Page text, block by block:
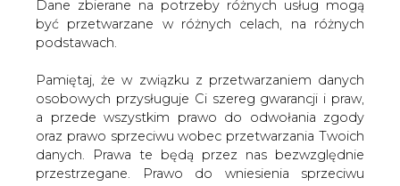
Pamiętaj, że w związku z przetwarzaniem danych
osobowych przysługuje Ci szereg gwarancji i praw,
a przede wszystkim prawo do odwołania zgody
danych. Prawa te będą przez nas bezwzględnie
przestrzegane. Prawo do wniesienia sprzeciwu
wobec przetwarzania danych z przyczyn
związanych z Twoją szczególną sytuacją, po
skutecznym wniesieniu prawa do sprzeciwu Twoje
dane nie będą przetwarzane o ile nie będzie istnieć
Jak poinformował BiznesAlert.pl, w
styczniu 2016 roku dochody operatora
naftową w Kłajpedzie &#8211; Kłajpedos
Nafta &#8211; wyniosły 10,7 mln euro, co
w porównaniu z analogicznym okresem
w zeszłym roku oznacza wzrost o 17,6
procent z 9,1 mln euro.